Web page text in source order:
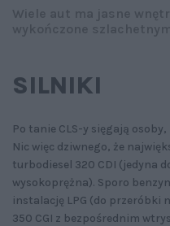
SILNIKI
Po tanie CLS-y sięgają
Nic więc dziwnego, że
turbodiesel 320 CDI (jedyna
wysokoprężna). Sporo
instalację LPG (do przeróbki
350 CGI z bezpośrednim